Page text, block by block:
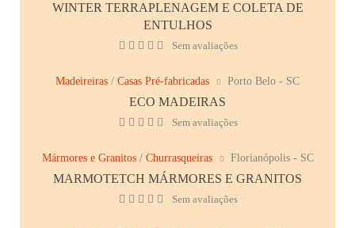
WINTER TERRAPLENAGEM E COLETA DE
ENTULHOS
Sem avaliações
Madeireiras / Casas Pré-fabricadas Porto Belo - SC
ECO MADEIRAS
Sem avaliações
Mármores e Granitos/ Churrasqueiras Florianópolis - SC
MARMOTETCH MÁRMORES E GRANITOS
Sem avaliações